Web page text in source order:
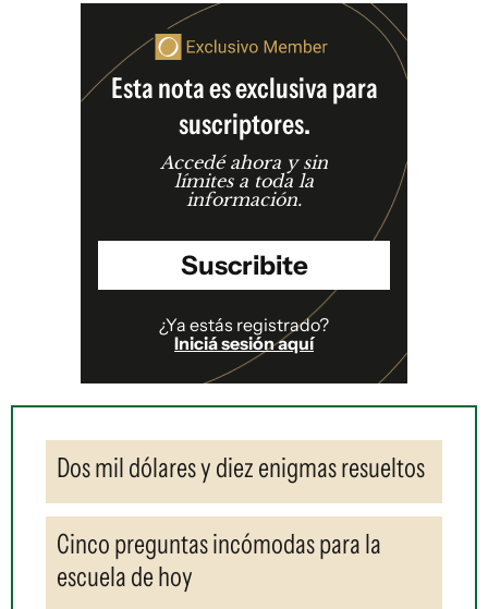
Esta nota es exclusiva para
suscriptores.
Accedé ahora y sin
límites a toda la
información.
Suscribite
¿Ya estás registrado?
Iniciá sesión aquí
Dos mil dólares y diez enigmas resueltos
Cinco preguntas incómodas para la
escuela de hoy